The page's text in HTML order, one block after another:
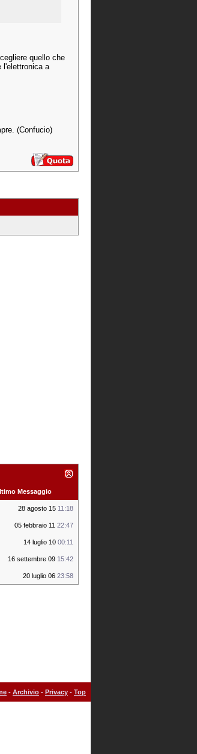
quello che
l'elettronica a
(Confucio)
Messaggio
28 agosto 15 11:18
05 febbraio 11 22:47
14 luglio 10 00:11
16 settembre 09 15:42
20 luglio 06 23:58
- Archivio - Privacy - Top